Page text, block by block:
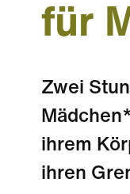
für
Zwei
ihrem
ihren